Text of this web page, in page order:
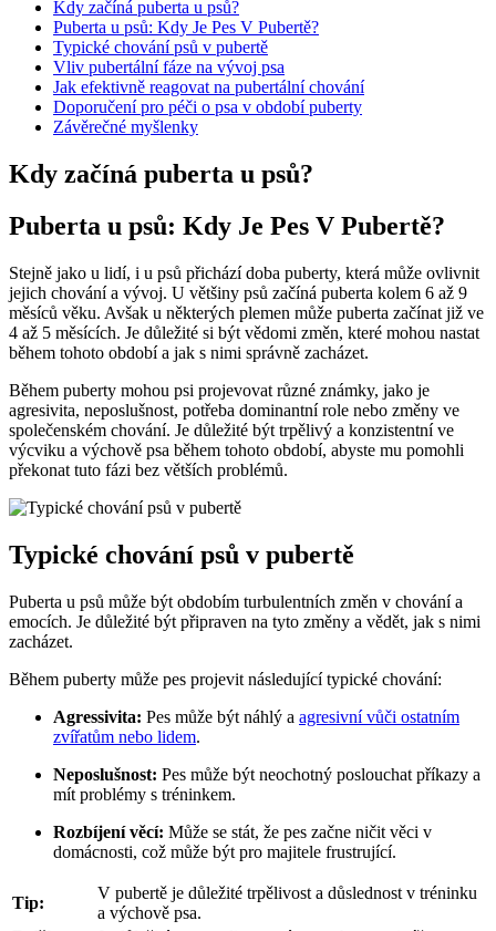
Kdy začíná puberta u psů?
Puberta u psů: Kdy Je Pes V Pubertě?
Typické chování psů v pubertě
Vliv pubertální fáze na vývoj psa
Jak efektivně reagovat na pubertální chování
Doporučení pro péči o psa v období puberty
Závěrečné myšlenky
Kdy začíná puberta u psů?
Puberta u psů: Kdy Je Pes V Pubertě?
Stejně jako u lidí, i u psů přichází doba puberty, která může ovlivnit
jejich chování a vývoj. U většiny psů začíná puberta kolem 6 až 9
měsíců věku. Avšak u některých plemen může puberta začínat již ve
4 až 5 měsících. Je důležité si být vědomi změn, které mohou nastat
během tohoto období a jak s nimi správně zacházet.
Během puberty mohou psi projevovat různé známky, jako je
agresivita, neposlušnost, potřeba dominantní role nebo změny ve
společenském chování. Je důležité být trpělivý a konzistentní ve
výcviku a výchově psa během tohoto období, abyste mu pomohli
překonat tuto fázi bez větších problémů.
Typické chování psů v pubertě
Puberta u psů může být obdobím turbulentních změn v chování a
emocích. Je důležité být připraven na tyto změny a vědět, jak s nimi
zacházet.
Během puberty může pes projevit následující typické chování:
Agressivita: Pes může být náhlý a agresivní vůči ostatním
zvířatům nebo lidem.
Neposlušnost: Pes může být neochotný poslouchat příkazy a
mít problémy s tréninkem.
Rozbíjení věcí: Může se stát, že pes začne ničit věci v
domácnosti, což může být pro majitele frustrující.
Tip:
V pubertě je důležité trpělivost a důslednost v tréninku
a výchově psa.